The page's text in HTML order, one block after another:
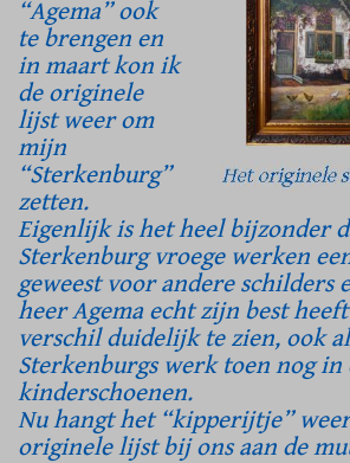
“Agema” ook
te brengen en
in maart kon ik
de originele
lijst weer om
mijn
“Sterkenburg”
zetten.
Eigenlijk is het heel bijzonder
Sterkenburg vroege werken
geweest voor andere schilders
heer Agema echt zijn best
verschil duidelijk te zien, ook
Sterkenburgs werk toen nog in
kinderschoenen.
Nu hangt het “kipperijtje”
originele lijst bij ons aan de